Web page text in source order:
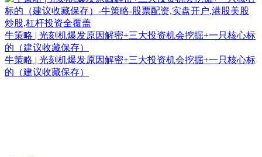
牛策略 | 光刻机爆发原因解密+三大投资机会挖掘+一只核心标
的（建议收藏保存）
牛策略 | 光刻机爆发原因解密+三大投资机会挖掘+一只核心标
的（建议收藏保存）